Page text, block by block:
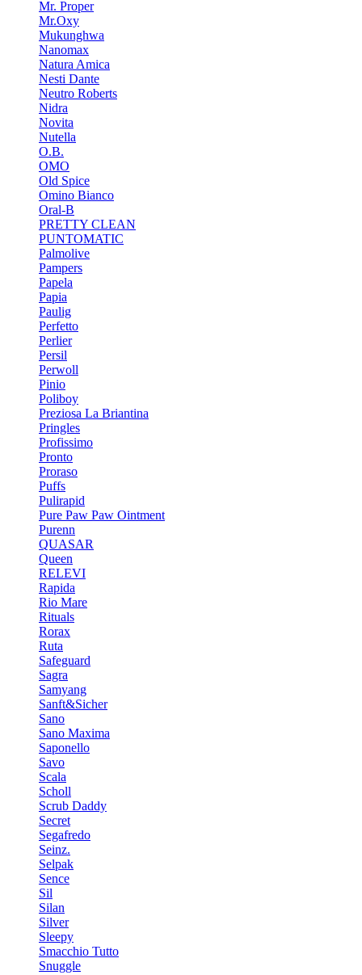
Mr. Proper
Mr.Oxy
Mukunghwa
Nanomax
Natura Amica
Nesti Dante
Neutro Roberts
Nidra
Novita
Nutella
O.B.
OMO
Old Spice
Omino Bianco
Oral-B
PRETTY CLEAN
PUNTOMATIC
Palmolive
Pampers
Papela
Papia
Paulig
Perfetto
Perlier
Persil
Perwoll
Pinio
Poliboy
Preziosa La Briantina
Pringles
Profissimo
Pronto
Proraso
Puffs
Pulirapid
Pure Paw Paw Ointment
Purenn
QUASAR
Queen
RELEVI
Rapida
Rio Mare
Rituals
Rorax
Ruta
Safeguard
Sagra
Samyang
Sanft&Sicher
Sano
Sano Maxima
Saponello
Savo
Scala
Scholl
Scrub Daddy
Secret
Segafredo
Seinz.
Selpak
Sence
Sil
Silan
Silver
Sleepy
Smacchio Tutto
Snuggle